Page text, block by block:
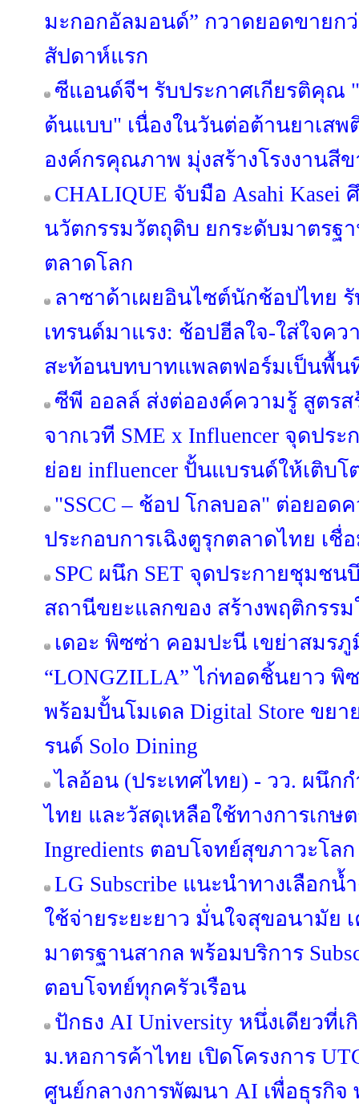
มะกอกอัลมอนด์” กวาดยอดขายกว่
สัปดาห์แรก
ซีแอนด์จีฯ รับประกาศเกียรติคุณ
ต้นแบบ" เนื่องในวันต่อต้านยาเสพ
องค์กรคุณภาพ มุ่งสร้างโรงงานสี
CHALIQUE จับมือ Asahi Kasei
นวัตกรรมวัตถุดิบ ยกระดับมาตรฐ
ตลาดโลก
ลาซาด้าเผยอินไซต์นักช้อปไทย รั
เทรนด์มาแรง: ช้อปฮีลใจ-ใส่ใจค
สะท้อนบทบาทแพลตฟอร์มเป็นพื้น
ซีพี ออลล์ ส่งต่อองค์ความรู้ สูตร
จากเวที SME x Influencer จุดปร
ย่อย influencer ปั้นแบรนด์ให้เติบโ
"SSCC – ช้อป โกลบอล" ต่อยอด
ประกอบการเฉิงตูรุกตลาดไทย เชื่
SPC ผนึก SET จุดประกายชุมช
สถานีขยะแลกของ สร้างพฤติกรร
เดอะ พิซซ่า คอมปะนี เขย่าสมรภู
“LONGZILLA” ไก่ทอดชิ้นยาว พิ
พร้อมปั้นโมเดล Digital Store ขย
รนด์ Solo Dining
ไลอ้อน (ประเทศไทย) - วว. ผนึก
ไทย และวัสดุเหลือใช้ทางการเกษ
Ingredients ตอบโจทย์สุขภาวะโลก
LG Subscribe แนะนำทางเลือก
ใช้จ่ายระยะยาว มั่นใจสุขอนามัย
มาตรฐานสากล พร้อมบริการ
ตอบโจทย์ทุกครัวเรือน
ปักธง AI University หนึ่งเดียวที่เ
ม.หอการค้าไทย เปิดโครงการ
ศูนย์กลางการพัฒนา AI เพื่อธุรกิจ